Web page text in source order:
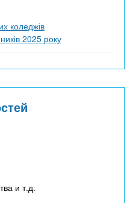
коледжів
2025 року
и т.д.